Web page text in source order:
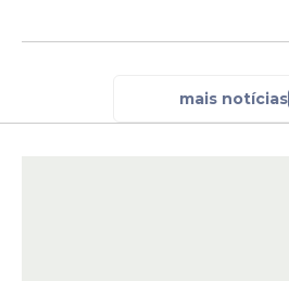
mais notícias